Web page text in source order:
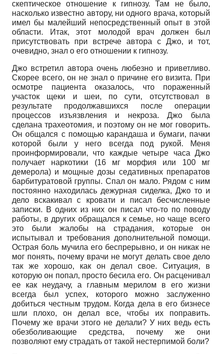
скептическое отношение к гипнозу. Там не было,
насколько известно автору, ни одного врача, который
имел бы малейший непосредственный опыт в этой
области. Итак, этот молодой врач должен был
присутствовать при встрече автора с Джо, и тот,
очевидно, знал о его отношении к гипнозу.
Джо встретил автора очень любезно и приветливо.
Скорее всего, он не знал о причине его визита. При
осмотре пациента оказалось, что пораженный
участок щеки и шеи, по сути, отсутствовал в
результате продолжавшихся после операции
процессов изъязвления и некроза. Джо была
сделана трахеотомия, и поэтому он не мог говорить.
Он общался с помощью карандаша и бумаги, пачки
которой были у него всегда под рукой. Меня
проинформировали, что каждые четыре часа Джо
получает наркотики (16 мг морфия или 100 мг
демерола) и мощные дозы седативных препаратов
барбитуратовой группы. Спал он мало. Рядом с ним
постоянно находилась дежурная сиделка, Джо то и
дело вскакивал с кровати и писал бесчисленные
записки. В одних из них он писал что-то по поводу
работы, в других обращался к семье, но чаще всего
это были жалобы на страдания, которые он
испытывал и требования дополнительной помощи.
Острая боль мучила его беспрерывно, и он никак не
мог понять, почему врачи не могут делать свое дело
так же хорошо, как он делал свое. Ситуация, в
которую он попал, просто бесила его. Он расценивал
ее как неудачу, а главным мерилом в его жизни
всегда был успех, которого можно заслуженно
добиться честным трудом. Когда дела в его бизнесе
шли плохо, он делал все, чтобы их поправить.
Почему же врачи этого не делали? У них ведь есть
обезболивающие средства, почему же они
позволяют ему страдать от такой нестерпимой боли?